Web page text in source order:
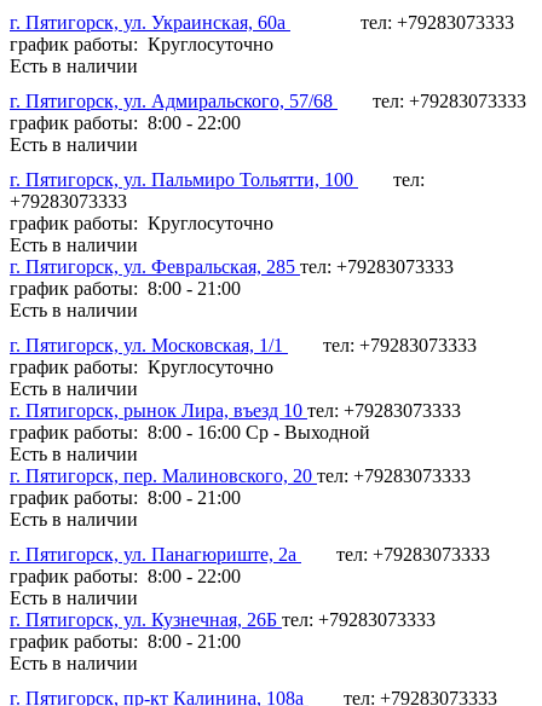
г. Пятигорск, ул. Украинская, 60а
тел: +79283073333
график работы: Круглосуточно
Есть в наличии
г. Пятигорск, ул. Адмиральского, 57/68
тел: +79283073333
график работы: 8:00 - 22:00
Есть в наличии
г. Пятигорск, ул. Пальмиро Тольятти, 100
тел:
+79283073333
график работы: Круглосуточно
Есть в наличии
г. Пятигорск, ул. Февральская, 285 тел: +79283073333
график работы: 8:00 - 21:00
Есть в наличии
г. Пятигорск, ул. Московская, 1/1
тел: +79283073333
график работы: Круглосуточно
Есть в наличии
г. Пятигорск, рынок Лира, въезд 10 тел: +79283073333
график работы: 8:00 - 16:00 Ср - Выходной
Есть в наличии
г. Пятигорск, пер. Малиновского, 20 тел: +79283073333
график работы: 8:00 - 21:00
Есть в наличии
г. Пятигорск, ул. Панагюриште, 2а
тел: +79283073333
график работы: 8:00 - 22:00
Есть в наличии
г. Пятигорск, ул. Кузнечная, 26Б тел: +79283073333
график работы: 8:00 - 21:00
Есть в наличии
г. Пятигорск, пр-кт Калинина, 108а
тел: +79283073333